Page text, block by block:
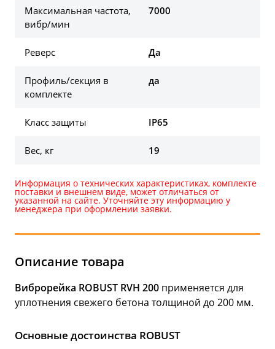
Максимальная частота,
вибр/мин
7000
Реверс Да
Профиль/секция в
комплекте
да
Класс защиты IP65
Вес, кг 19
Информация о технических характеристиках, комплекте
поставки и внешнем виде, может отличаться от
указанной на сайте. Уточняйте эту информацию у
менеджера при оформлении заявки.
Описание товара
Виброрейка ROBUST RVH 200 применяется для
уплотнения свежего бетона толщиной до 200 мм.
Основные достоинства ROBUST